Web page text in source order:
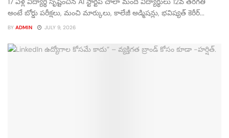
అంటే బోర్డు పరీక్షలు, మంచి మార్కులు, కాలేజీ అడ్మిషన్లు, భవిష్యత్ కెరీర్...
BY ADMIN JULY 9, 2026